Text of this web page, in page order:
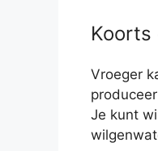
Koorts
Vroeger
Je kunt